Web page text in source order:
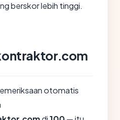
berskor lebih tinggi.
otomatis